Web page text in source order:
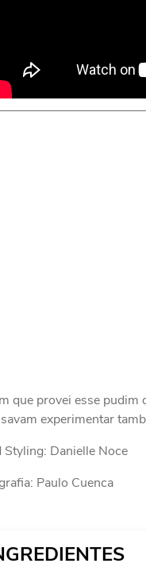
que provei esse pudim
experimentar
Styling: Danielle Noce
Paulo Cuenca